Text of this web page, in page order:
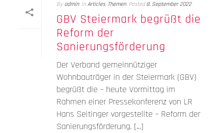
By admin In Articles, Themen Posted 8. September 2022
GBV Steiermark begrüßt die
Reform der
Sanierungsförderung
Der Verband gemeinnütziger
Wohnbauträger in der Steiermark (GBV)
begrüßt die – heute Vormittag im
Rahmen einer Pressekonferenz von LR
Hans Seitinger vorgestellte – Reform der
Sanierungsförderung. [...]